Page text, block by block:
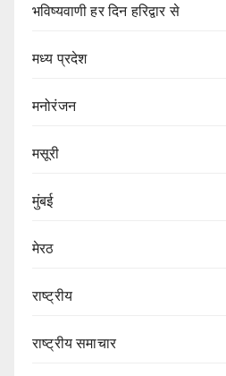
भविष्यवाणी हर दिन हरिद्वार से
मध्य प्रदेश
मनोरंजन
मसूरी
मुंबई
मेरठ
राष्ट्रीय
राष्ट्रीय समाचार